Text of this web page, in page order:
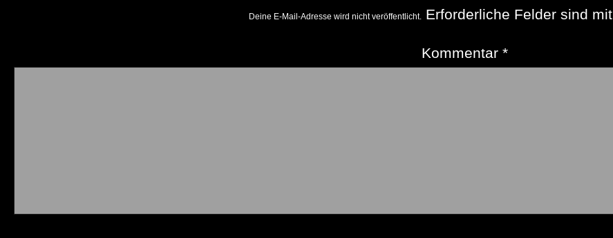
Deine E-Mail-Adresse wird nicht veröffentlicht. Erforderliche Felder sind mit
Kommentar *